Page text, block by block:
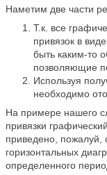
Наметим две части
Т.к. все
привязок в
быть каким-то
позволяющие
Используя
необходимо
На примере нашего
привязки
приведено, пожалуй,
горизонтальных
определенного